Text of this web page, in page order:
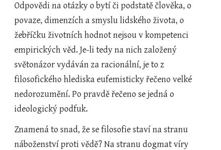
Odpovědi na otázky o bytí či podstatě člověka, o
povaze, dimenzích a smyslu lidského života, o
žebříčku životních hodnot nejsou v kompetenci
empirických věd. Je-li tedy na nich založený
světonázor vydáván za racionální, je to z
filosofického hlediska eufemisticky řečeno velké
nedorozumění. Po pravdě řečeno se jedná o
ideologický podfuk.
Znamená to snad, že se filosofie staví na stranu
náboženství proti vědě? Na stranu dogmat víry